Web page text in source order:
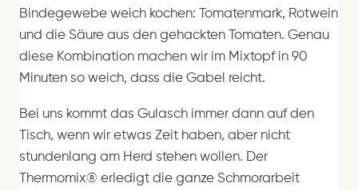
Bindegewebe weich kochen: Tomatenmark, Rotwein
und die Säure aus den gehackten Tomaten. Genau
diese Kombination machen wir im Mixtopf in 90
Minuten so weich, dass die Gabel reicht.
Bei uns kommt das Gulasch immer dann auf den
Tisch, wenn wir etwas Zeit haben, aber nicht
stundenlang am Herd stehen wollen. Der
Thermomix® erledigt die ganze Schmorarbeit